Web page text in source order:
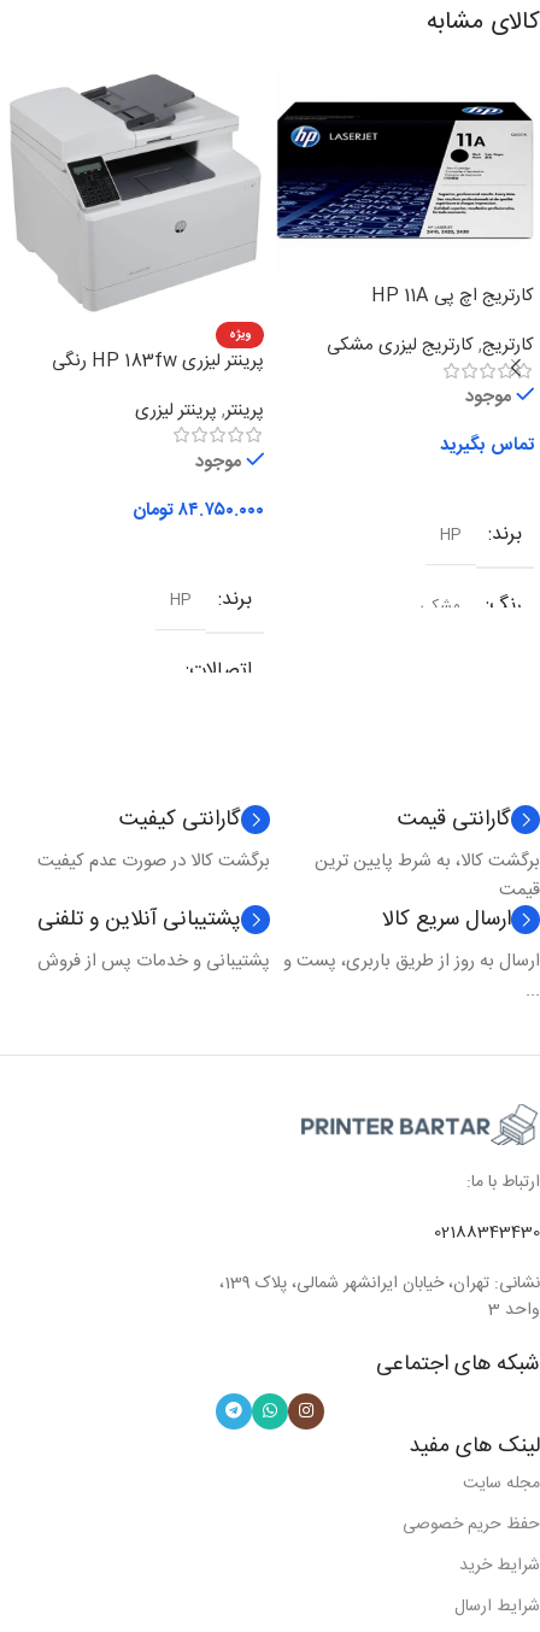
کالای مشابه
کارتریج اچ پی HP 11A
کارتریج,کارتریج لیزری مشکی
موجود
تماس بگیرید
برند HP
رنگ مشکی
ویژه
پرینتر لیزری HP 183fw رنگی
پرینتر, پرینتر لیزری
موجود
۸۴.۷۵۰.۰۰۰تومان
برند HP
اتصالات
نوع کارکرد
تکنولوژی چاپ لیزری
مدل چاپ
گارانتی قیمت
برگشت کالا، به شرط پایین ترین
قیمت
گارانتی کیفیت
برگشت کالا در صورت عدم کیفیت
ارسال سریع کالا
ارسال به روز از طریق باربری، پست و
...
پشتیبانی آنلاین و تلفنی
پشتیبانی و خدمات پس از فروش
ارتباط با ما:
02188343430
نشانی: تهران، خیابان ایرانشهر شمالی، پلاک 139،
واحد 3
شبکه های اجتماعی
لینک های مفید
مجله سایت
حفظ حریم خصوصی
شرایط خرید
شرایط ارسال